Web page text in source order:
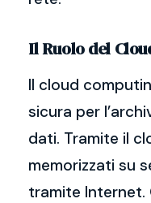
Il Ruolo del
Il cloud
sicura per
dati. Tramite il
memorizzati su
tramite Internet.